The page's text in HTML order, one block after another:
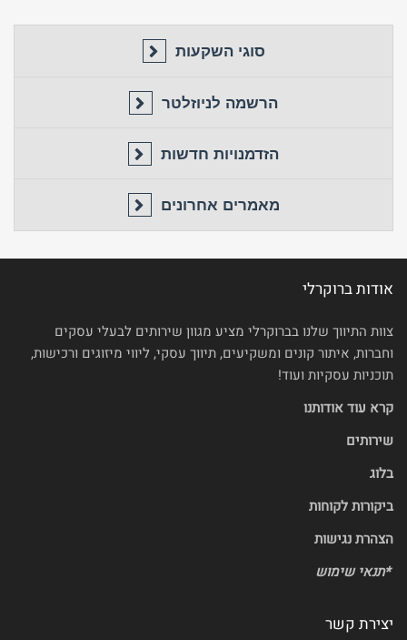
סוגי השקעות
הרשמה לניוזלטר
הזדמנויות חדשות
מאמרים אחרונים
אודות ברוקרלי
צוות התיווך שלנו בברוקרלי מציע מגוון שירותים לבעלי עסקים
וחברות, איתור קונים ומשקיעים, תיווך עסקי, ליווי מיזוגים ורכישות,
תוכניות עסקיות ועוד!
קרא עוד אודותנו
שירותים
בלוג
ביקורות לקוחות
הצהרת נגישות
*תנאי שימוש
יצירת קשר